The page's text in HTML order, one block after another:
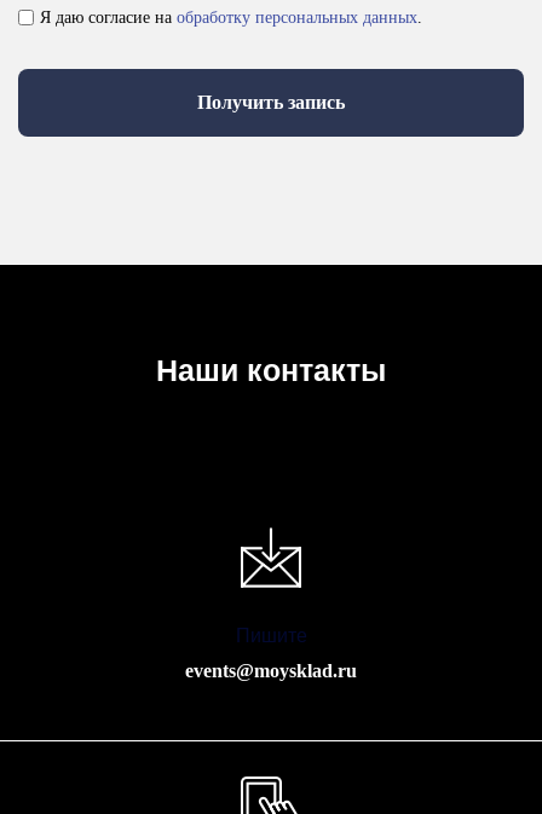
Я даю согласие на обработку персональных данных.
Получить запись
Наши контакты
Пишите
events@moysklad.ru